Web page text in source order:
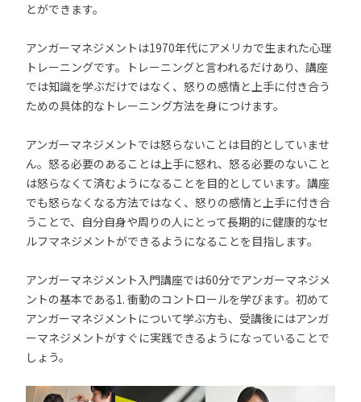
とができます。
アンガーマネジメントは1970年代にアメリカで生まれた心理
トレーニングです。トレーニングと言われるだけあり、講座
では知識を学ぶだけではなく、怒りの感情と上手に付き合う
ための具体的なトレーニング方法を身につけます。
アンガーマネジメントでは怒らないことは目的としていませ
ん。怒る必要のあることは上手に怒れ、怒る必要のないこと
は怒らなくて済むようになることを目的としています。講座
でも怒らなくなる方法ではなく、怒りの感情と上手に付き合
うことで、自分自身や周りの人にとって長期的に健康的なセ
ルフマネジメントができるようになることを目指します。
アンガーマネジメント入門講座では60分でアンガーマネジメ
ントの基本である1. 衝動のコントロールを学びます。初めて
アンガーマネジメントについて学ぶ方も、受講後にはアンガ
ーマネジメントがすぐに実践できるようになっていることで
しょう。